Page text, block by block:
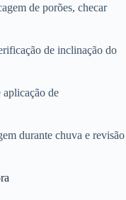
de porões, checar
de inclinação do
aplicação de
durante chuva e revisão